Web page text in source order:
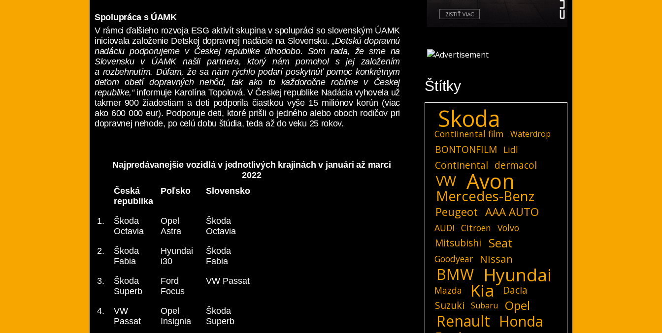
Spolupráca s ÚAMK
V rámci ďalšieho rozvoja ESG aktivít skupina v spolupráci so slovenským ÚAMK
iniciovala založenie Detskej dopravnej nadácie na Slovensku.„Detskú dopravnú
nadáciu podporujeme v Českej republike dlhodobo. Som rada, že sme na
Slovensku v ÚAMK našli partnera, ktorý nám pomohol s jej založením
a rozbehnutím. Dúfam, že sa nám rýchlo podarí poskytnúť pomoc konkrétnym
deťom obetí dopravných nehôd, tak ako to každoročne robíme v Českej
republike,“informuje Karolína Topolová. V Českej republike Nadácia vyhovela už
takmer 900 žiadostiam a deti podporila čiastkou vyše 15 miliónov korún (viac
ako 600 000 eur). Podporuje deti, ktoré prišli o jedného alebo oboch rodičov pri
dopravnej nehode, po celú dobu štúdia, teda až do veku 25 rokov.
Najpredávanejšie vozidlá v jednotlivých krajinách v januári až marci
2022
Česká
republika
Poľsko Slovensko
1.
Škoda
Octavia
Opel
Astra
Škoda
Octavia
2.
Škoda
Fabia
Hyundai
i30
Škoda
Fabia
3.
Škoda
Superb
Ford
Focus
VW Passat
4.
VW
Passat
Opel
Insignia
Škoda
Superb
Štítky
Skoda
Contiinental film Waterdrop
BONTONFILM Lidl
Continental dermacol
VW Avon
Mercedes-Benz
Peugeot AAA AUTO
AUDI Citroen Volvo
Mitsubishi Seat
Goodyear Nissan
BMW Hyundai
Mazda Kia
Dacia
Suzuki
Subaru Opel
Renault Honda